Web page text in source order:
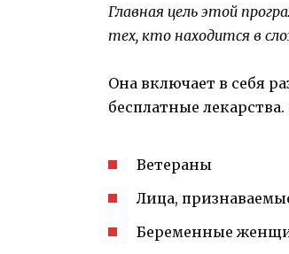
Главная цель этой
тех, кто находится в
Она включает в себя
бесплатные
Ветераны
Лица,
Беременные